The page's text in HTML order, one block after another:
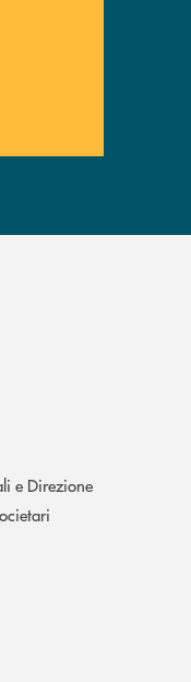
e Direzione